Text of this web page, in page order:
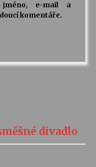
jméno, e-mail a
komentáře.
divadlo